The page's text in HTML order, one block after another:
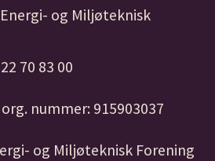
Energi- og Miljøteknisk
70 83 00
nummer: 915903037
og Miljøteknisk Forening